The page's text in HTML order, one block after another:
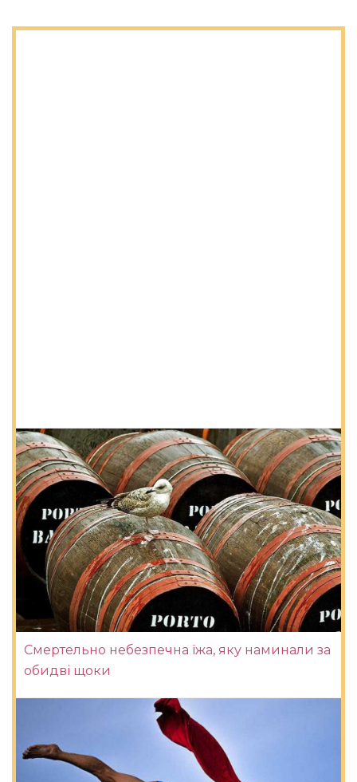
Смертельно небезпечна їжа, яку наминали за
обидві щоки